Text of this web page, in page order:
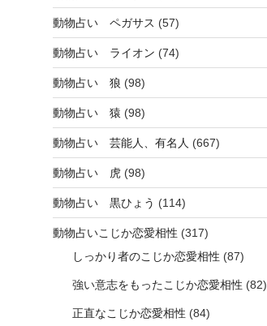
動物占い ペガサス (57)
動物占い ライオン (74)
動物占い 狼 (98)
動物占い 猿 (98)
動物占い 芸能人、有名人 (667)
動物占い 虎(98)
動物占い 黒ひょう (114)
動物占いこじか恋愛相性 (317)
しっかり者のこじか恋愛相性 (87)
強い意志をもったこじか恋愛相性 (82)
正直なこじか恋愛相性 (84)